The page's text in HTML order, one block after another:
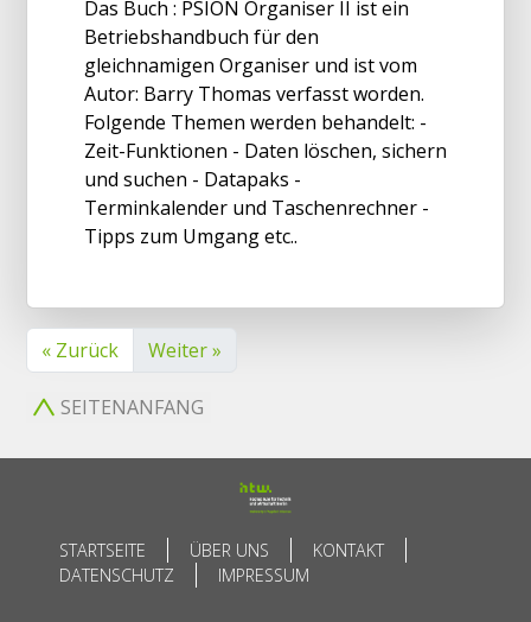
Das Buch : PSION Organiser II ist ein
Betriebshandbuch für den
gleichnamigen Organiser und ist vom
Autor: Barry Thomas verfasst worden.
Folgende Themen werden behandelt: -
Zeit-Funktionen - Daten löschen, sichern
und suchen - Datapaks -
Terminkalender und Taschenrechner -
Tipps zum Umgang etc..
« Zurück Weiter »
SEITENANFANG
STARTSEITE ÜBER UNS
KONTAKT
DATENSCHUTZ
IMPRESSUM